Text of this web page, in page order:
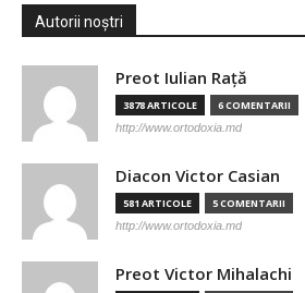
Autorii noștri
Preot Iulian Raţă
3878 ARTICOLE 6 COMENTARII
http://www.ortodoxia.md
Diacon Victor Casian
581 ARTICOLE 5 COMENTARII
http://www.ortodoxia.md
Preot Victor Mihalachi